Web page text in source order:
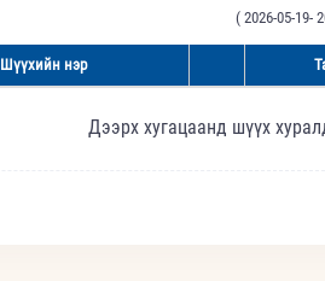
( 2026-05-19-
Шүүхийн нэр
Дээрх хугацаанд шүүх